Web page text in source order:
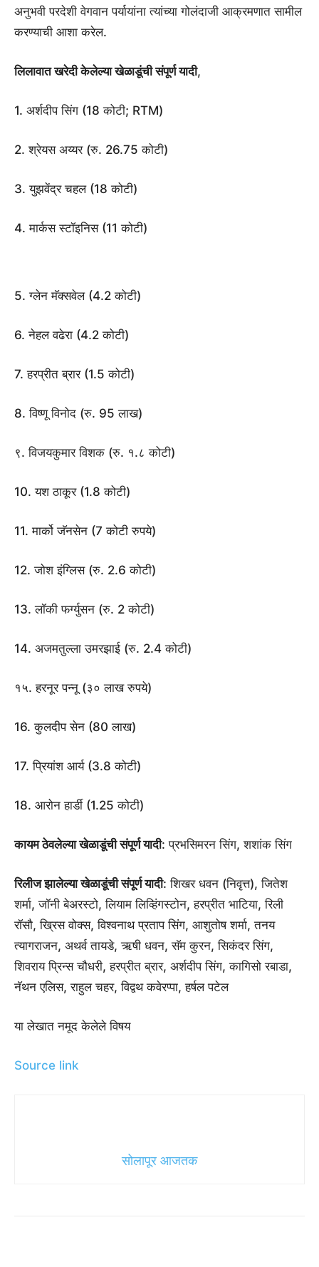
अनुभवी परदेशी वेगवान पर्यायांना त्यांच्या गोलंदाजी आक्रमणात सामील
करण्याची आशा करेल.
लिलावात खरेदी केलेल्या खेळाडूंची संपूर्ण यादी,
1. अर्शदीप सिंग (18 कोटी; RTM)
2. श्रेयस अय्यर (रु. 26.75 कोटी)
3. युझवेंद्र चहल (18 कोटी)
4. मार्कस स्टॉइनिस (11 कोटी)
5. ग्लेन मॅक्सवेल (4.2 कोटी)
6. नेहल वढेरा (4.2 कोटी)
7. हरप्रीत ब्रार (1.5 कोटी)
8. विष्णू विनोद (रु. 95 लाख)
९. विजयकुमार विशक (रु. १.८ कोटी)
10. यश ठाकूर (1.8 कोटी)
11. मार्को जॅनसेन (7 कोटी रुपये)
12. जोश इंग्लिस (रु. 2.6 कोटी)
13. लॉकी फर्ग्युसन (रु. 2 कोटी)
14. अजमतुल्ला उमरझाई (रु. 2.4 कोटी)
१५. हरनूर पन्नू (३० लाख रुपये)
16. कुलदीप सेन (80 लाख)
17. प्रियांश आर्य (3.8 कोटी)
18. आरोन हार्डी (1.25 कोटी)
कायम ठेवलेल्या खेळाडूंची संपूर्ण यादी: प्रभसिमरन सिंग, शशांक सिंग
रिलीज झालेल्या खेळाडूंची संपूर्ण यादी: शिखर धवन (निवृत्त), जितेश
शर्मा, जॉनी बेअरस्टो, लियाम लिव्हिंगस्टोन, हरप्रीत भाटिया, रिली
रॉसौ, ख्रिस वोक्स, विश्वनाथ प्रताप सिंग, आशुतोष शर्मा, तनय
त्यागराजन, अथर्व तायडे, ऋषी धवन, सॅम कुरन, सिकंदर सिंग,
शिवराय प्रिन्स चौधरी, हरप्रीत ब्रार, अर्शदीप सिंग, कागिसो रबाडा,
नॅथन एलिस, राहुल चहर, विद्वथ कवेरप्पा, हर्षल पटेल
या लेखात नमूद केलेले विषय
Source link
सोलापूर आजतक